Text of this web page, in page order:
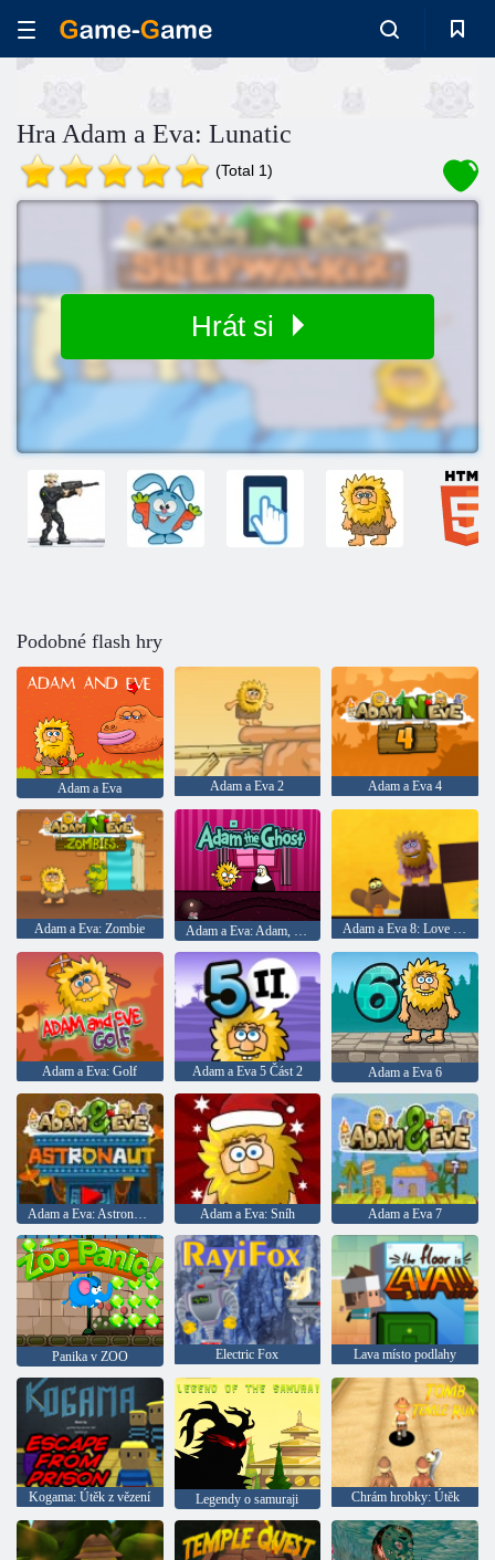
Hra Adam a Eva: Lunatic
(Total 1)
Hrát si
Podobné flash hry
Adam a Eva Adam a Eva 2 Adam a Eva 4
Adam a Eva: Zombie Adam a Eva 8: Love Quest
Adam a Eva: Golf Adam a Eva 5 Část 2 Adam a Eva 6
Adam a Eva: Astronauti Adam a Eva: Sníh Adam a Eva 7
Panika v ZOO Electric Fox Lava místo podlahy
Kogama: Útěk z vězení Legendy o samuraji Chrám hrobky: Útěk